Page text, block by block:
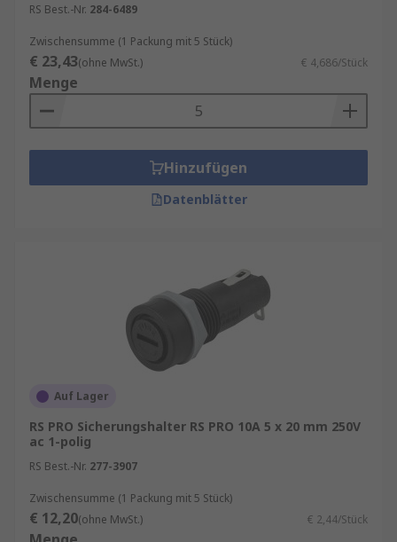
Schaltschrankbau verbreitet; schnelle
Hutschienen-Integration, erhältlich in 1–4-
poligen Varianten
Industrie-Sicherungshalter
Hochstromanwendungen mit zylindrischen
Sicherungen im Maschinen- und
Anlagenbau
Leiterplattenmontage: In offener Clip-
Bauweise oder gekapselt für empfindliche
RS Best.-Nr. 284-6489
Zwischensumme (1 Packung mit 5 Stück)
€ 23,43(ohne MwSt.) € 4,686/Stück
Menge
Hinzufügen
Datenblätter
Auf Lager
RS PRO Sicherungshalter RS PRO 10A 5 x 20 mm 250V
ac 1-polig
RS Best.-Nr. 277-3907
Zwischensumme (1 Packung mit 5 Stück)
€ 12,20(ohne MwSt.) € 2,44/Stück